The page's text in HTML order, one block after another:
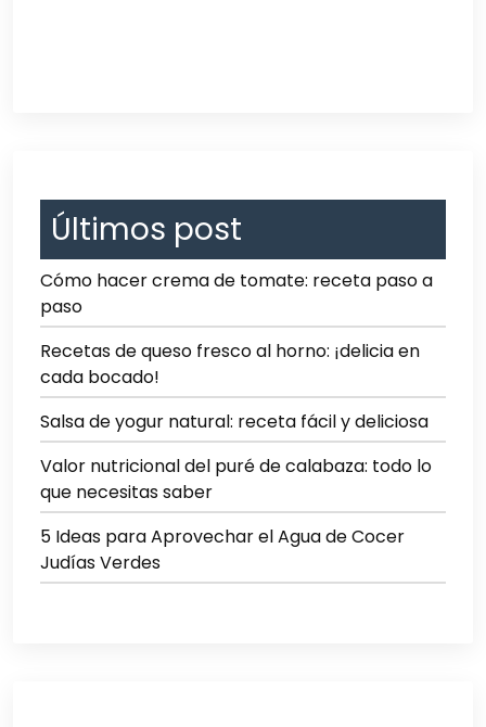
Últimos post
Cómo hacer crema de tomate: receta paso a
paso
Recetas de queso fresco al horno: ¡delicia en
cada bocado!
Salsa de yogur natural: receta fácil y deliciosa
Valor nutricional del puré de calabaza: todo lo
que necesitas saber
5 Ideas para Aprovechar el Agua de Cocer
Judías Verdes